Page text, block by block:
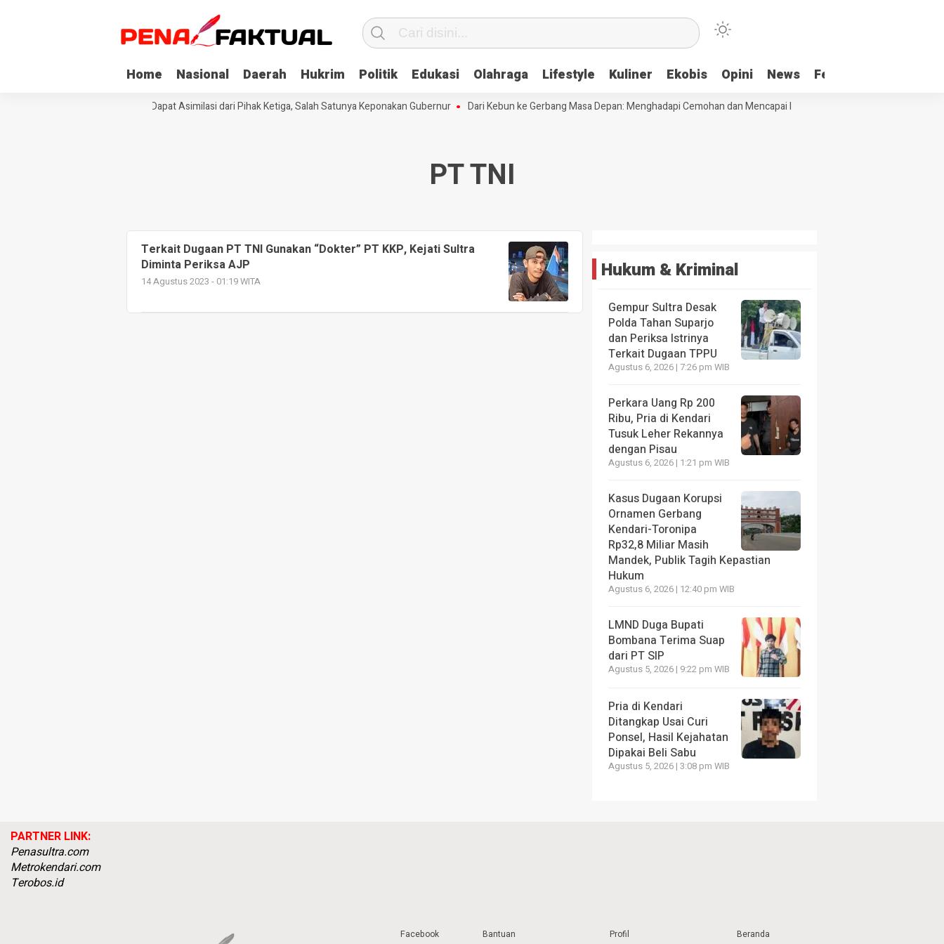
Home Nasional Daerah Hukrim Politik Edukasi Olahraga Lifestyle Kuliner Ekobis Opini News Feature
Tiga Napi Korupsi di Sultra Dapat Asimilasi dari Pihak Ketiga, Salah Satunya Keponakan Gubernur Dari Kebun ke Gerbang Masa Depan: Menghadapi Cemohan dan Mencapai Impian
PT TNI
Terkait Dugaan PT TNI Gunakan “Dokter” PT KKP, Kejati Sultra
Diminta Periksa AJP
14 Agustus 2023 - 01:19 WITA Hukum & Kriminal
Gempur Sultra Desak
Polda Tahan Suparjo
dan Periksa Istrinya
Terkait Dugaan TPPU
Agustus 6, 2026 | 7:26 pm WIB
Perkara Uang Rp 200
Ribu, Pria di Kendari
Tusuk Leher Rekannya
dengan Pisau
Agustus 6, 2026 | 1:21 pm WIB
Kasus Dugaan Korupsi
Ornamen Gerbang
Kendari-Toronipa
Rp32,8 Miliar Masih
Mandek, Publik Tagih Kepastian
Hukum
Agustus 6, 2026 | 12:40 pm WIB
LMND Duga Bupati
Bombana Terima Suap
dari PT SIP
Agustus 5, 2026 | 9:22 pm WIB
Pria di Kendari
Ditangkap Usai Curi
Ponsel, Hasil Kejahatan
Dipakai Beli Sabu
Agustus 5, 2026 | 3:08 pm WIB
PARTNER LINK:
Penasultra.com
Metrokendari.com
Terobos.id
Facebook Bantuan Profil Beranda